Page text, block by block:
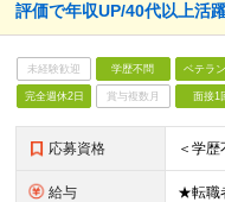
評価で年収UP/40代以上活
未経験歓迎 学歴不問 ベテラ
完全週休2日 賞与複数月 面接1
応募資格
給与